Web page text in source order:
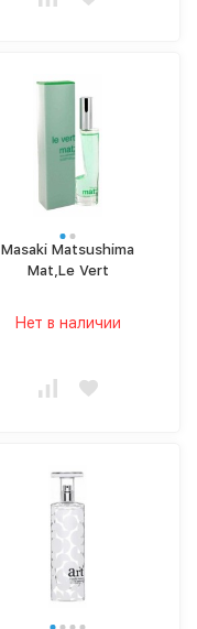
Masaki Matsushima
Mat,Le Vert
Нет в наличии